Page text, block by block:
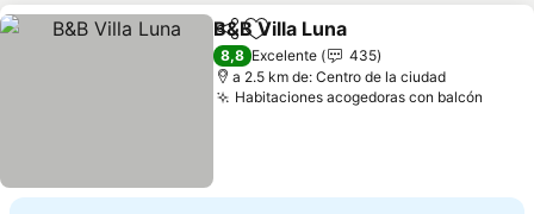
CompartirAgregar a favoritos
B&B Villa Luna
8,8 Excelente
435
a 2.5 km de: Centro de la ciudad
Habitaciones acogedoras con balcón